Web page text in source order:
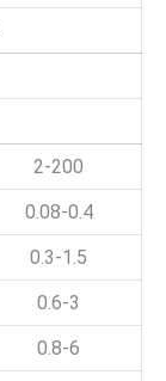
2-200
0.08-0.4
0.3-1.5
0.6-3
0.8-6